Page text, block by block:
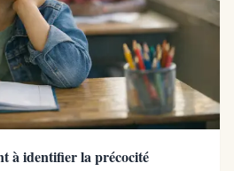
à identifier la précocité